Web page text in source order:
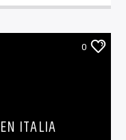
0
ITALIA